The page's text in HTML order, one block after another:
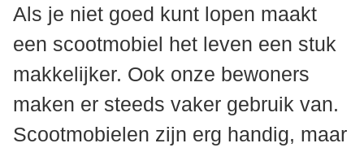
Als je niet goed kunt lopen maakt
een scootmobiel het leven een stuk
makkelijker. Ook onze bewoners
maken er steeds vaker gebruik van.
Scootmobielen zijn erg handig, maar